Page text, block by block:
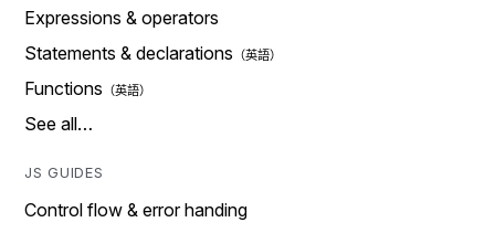
Expressions & operators
Statements & declarations
Functions
See all…
JS GUIDES
Control flow & error handing